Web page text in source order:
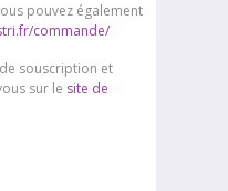
pouvez également
commande/
souscription et
sur le site de